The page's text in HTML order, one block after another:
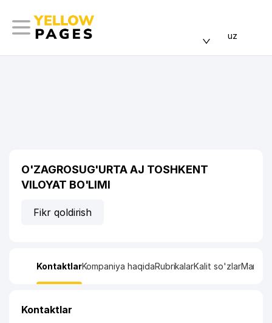
uz
O'ZAGROSUG'URTA AJ TOSHKENT
VILOYAT BO'LIMI
Fikr qoldirish
KontaktlarKompaniya haqidaRubrikalarKalit so'zlarManzil
Kontaktlar